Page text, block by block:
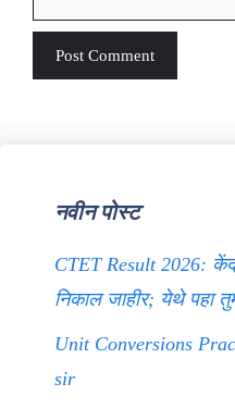
नवीन पोस्ट
CTET Result 2026:
निकाल जाहीर; येथे पहा
Unit Conversions
sir